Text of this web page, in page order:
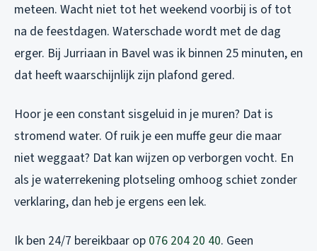
meteen. Wacht niet tot het weekend voorbij is of tot
na de feestdagen. Waterschade wordt met de dag
erger. Bij Jurriaan in Bavel was ik binnen 25 minuten, en
dat heeft waarschijnlijk zijn plafond gered.
Hoor je een constant sisgeluid in je muren? Dat is
stromend water. Of ruik je een muffe geur die maar
niet weggaat? Dat kan wijzen op verborgen vocht. En
als je waterrekening plotseling omhoog schiet zonder
verklaring, dan heb je ergens een lek.
Ik ben 24/7 bereikbaar op 076 204 20 40. Geen